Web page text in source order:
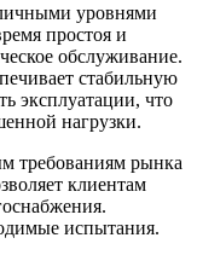
уровнями
простоя и
обслуживание.
стабильную
эксплуатации, что
нагрузки.
требованиям рынка
клиентам
испытания.